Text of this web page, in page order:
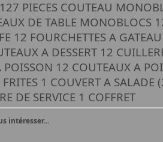
PIECES COUTEAU
DE TABLE MONOBLOCS
12 FOURCHETTES A
A DESSERT 12
POISSON 12 COUTEAUX A
1 COUVERT A SALADE
DE SERVICE 1 COFFRET
intéresser...